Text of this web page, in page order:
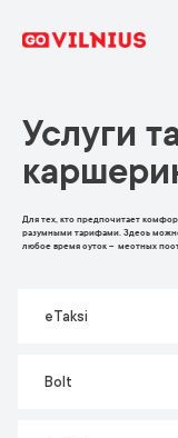
Услуги
Для тех, кто предпочитает
разумными тарифами. Здесь
любое время суток – местных
eTaksi
Bolt